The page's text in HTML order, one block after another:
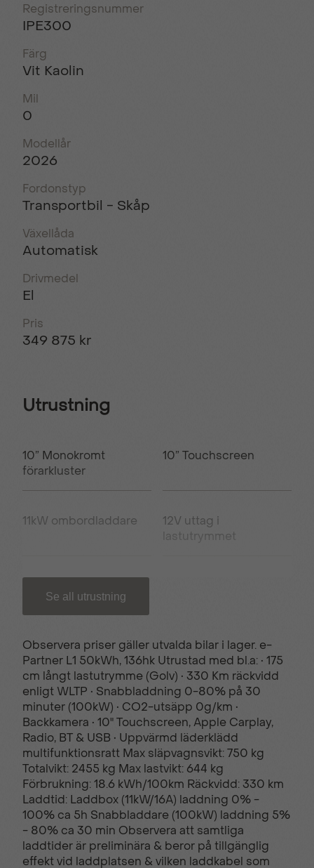
Registreringsnummer
IPE300
Färg
Vit Kaolin
Mil
0
Modellår
2026
Fordonstyp
Transportbil - Skåp
Växellåda
Automatisk
Drivmedel
El
Pris
349 875 kr
Utrustning
10” Monokromt
förarkluster
10” Touchscreen
11kW ombordladdare
12V uttag i
lastutrymmet
220V uttag i kupé 3-fas laddkabel
4 st Lastöglor – vägg 6st Fästöglor i golvet
ABS (låsningsfria
bromsar)
AEBS
Apple CarPlay®
Automatisk
klimatanläggning
Se all utrustning
Observera priser gäller utvalda bilar i lager. e-
Partner L1 50kWh, 136hk Utrustad med bl.a: • 175
cm långt lastutrymme (Golv) • 330 Km räckvidd
enligt WLTP • Snabbladdning 0-80% på 30
minuter (100kW) • CO2-utsäpp 0g/km •
Backkamera • 10" Touchscreen, Apple Carplay,
Radio, BT & USB • Uppvärmd läderklädd
multifunktionsratt Max släpvagnsvikt: 750 kg
Totalvikt: 2455 kg Max lastvikt: 644 kg
Förbrukning: 18.6 kWh/100km Räckvidd: 330 km
Laddtid: Laddbox (11kW/16A) laddning 0% -
100% ca 5h Snabbladdare (100kW) laddning 5%
- 80% ca 30 min Observera att samtliga
laddtider är preliminära & beror på tillgänglig
effekt vid laddplatsen & vilken laddkabel som